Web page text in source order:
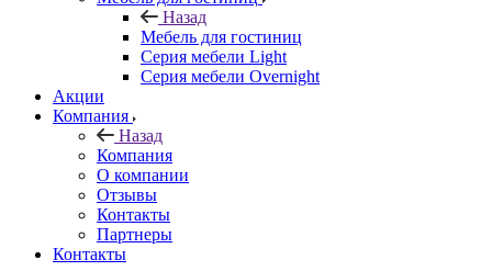
Назад
Мебель для гостиниц
Серия мебели Light
Серия мебели Overnight
Акции
Компания
Назад
Компания
О компании
Отзывы
Контакты
Партнеры
Контакты